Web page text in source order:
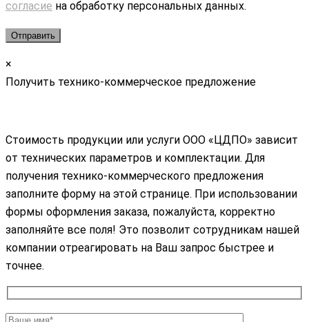
согласие на обработку персональных данных.
×
Получить технико-коммерческое предложение
Стоимость продукции или услуги ООО «ЦДПО» зависит
от технических параметров и комплектации. Для
получения технико-коммерческого предложения
заполните форму на этой странице. При использовании
формы оформления заказа, пожалуйста, корректно
заполняйте все поля! Это позволит сотрудникам нашей
компании отреагировать на Ваш запрос быстрее и
точнее.